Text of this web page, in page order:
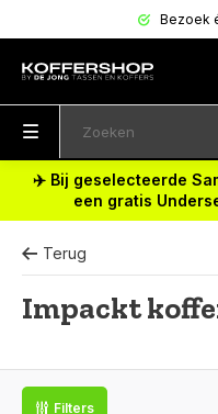
Bezoek
✈️ Bij geselecteerde
een gratis
Terug
Impackt
Filters